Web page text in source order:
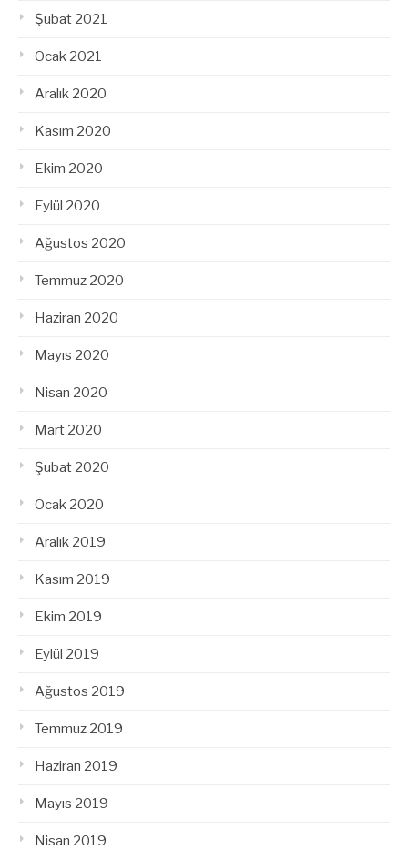
Şubat 2021
Ocak 2021
Aralık 2020
Kasım 2020
Ekim 2020
Eylül 2020
Ağustos 2020
Temmuz 2020
Haziran 2020
Mayıs 2020
Nisan 2020
Mart 2020
Şubat 2020
Ocak 2020
Aralık 2019
Kasım 2019
Ekim 2019
Eylül 2019
Ağustos 2019
Temmuz 2019
Haziran 2019
Mayıs 2019
Nisan 2019